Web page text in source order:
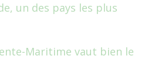
un des pays les plus
Maritime vaut bien le